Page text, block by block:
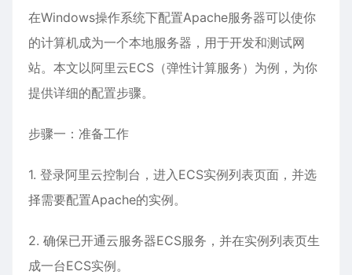
在Windows操作系统下配置Apache服务器可以使你
的计算机成为一个本地服务器，用于开发和测试网
站。本文以阿里云ECS（弹性计算服务）为例，为你
提供详细的配置步骤。
步骤一：准备工作
1. 登录阿里云控制台，进入ECS实例列表页面，并选
择需要配置Apache的实例。
2. 确保已开通云服务器ECS服务，并在实例列表页生
成一台ECS实例。